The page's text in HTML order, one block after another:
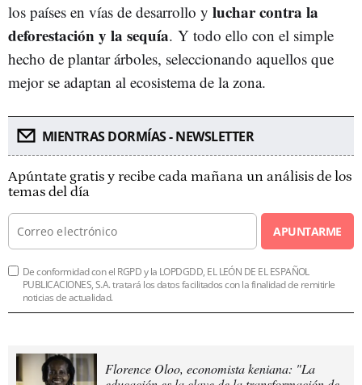
los países en vías de desarrollo y luchar contra la
deforestación y la sequía. Y todo ello con el simple
hecho de plantar árboles, seleccionando aquellos que
mejor se adaptan al ecosistema de la zona.
MIENTRAS DORMÍAS - NEWSLETTER
Apúntate gratis y recibe cada mañana un análisis de los
temas del día
APUNTARME
De conformidad con el RGPD y la LOPDGDD, EL LEÓN DE EL ESPAÑOL
PUBLICACIONES, S.A. tratará los datos facilitados con la finalidad de remitirle
noticias de actualidad.
Florence Oloo, economista keniana: "La